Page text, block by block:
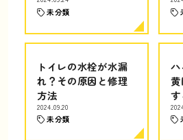
未分類
トイレの水栓が水漏
れ？その原因と修理
方法
2024.09.20
未分類